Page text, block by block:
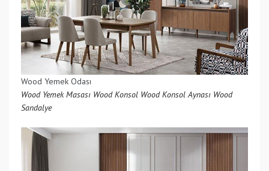
Wood Yemek Odası
Wood Yemek Masası Wood Konsol Wood Konsol Aynası Wood
Sandalye